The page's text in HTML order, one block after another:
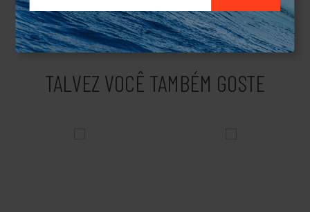
acessórios.Produto Original.
TALVEZ VOCÊ TAMBÉM GOSTE